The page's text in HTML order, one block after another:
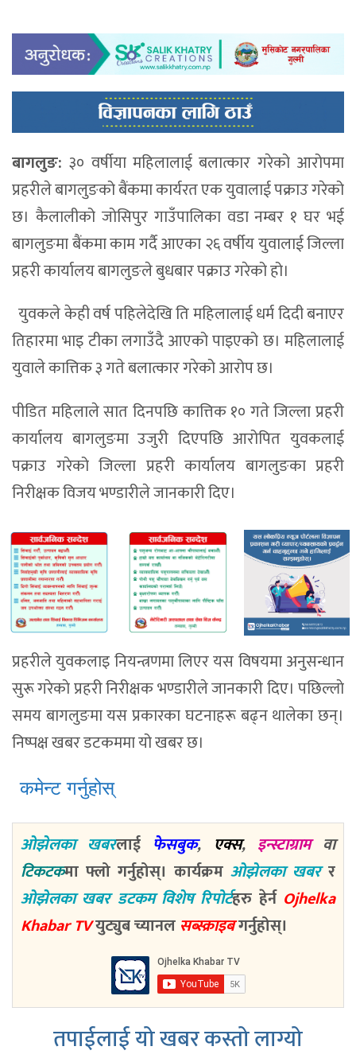
बागलुङ:३० वर्षीया महिलालाई बलात्कार गरेको आरोपमा
प्रहरीले बागलुङको बैंकमा कार्यरत एक युवालाई पक्राउ गरेको
छ। कैलालीको जोसिपुर गाउँपालिका वडा नम्बर १ घर भई
बागलुङमा बैंकमा काम गर्दै आएका २६ वर्षीय युवालाई जिल्ला
प्रहरी कार्यालय बागलुङले बुधबार पक्राउ गरेको हो।
युवकले केही वर्ष पहिलेदेखि ति महिलालाई धर्म दिदी बनाएर
तिहारमा भाइ टीका लगाउँदै आएको पाइएको छ। महिलालाई
युवाले कात्तिक ३ गते बलात्कार गरेको आरोप छ।
पीडित महिलाले सात दिनपछि कात्तिक १० गते जिल्ला प्रहरी
कार्यालय बागलुङमा उजुरी दिएपछि आरोपित युवकलाई
पक्राउ गरेको जिल्ला प्रहरी कार्यालय बागलुङका प्रहरी
निरीक्षक विजय भण्डारीले जानकारी दिए।
प्रहरीले युवकलाइ नियन्त्रणमा लिएर यस विषयमा अनुसन्धान
सुरू गरेकाे प्रहरी निरीक्षक भण्डारीले जानकारी दिए। पछिल्लाे
समय बागलुङमा यस प्रकारका घटनाहरू बढ्न थालेका छन्।
निष्पक्ष खबर डटकममा यो खबर छ।
कमेन्ट गर्नुहोस्
ओझेलका खबरलाई फेसबुक, एक्स, इन्स्टाग्रामवा
टिकटकमा फ्लो गर्नुहोस्। कार्यक्रम ओझेलका खबरर
ओझेलका खबर डटकम विशेष रिपोर्टहरु हेर्न Ojhelka
Khabar TVयुट्युब च्यानल सब्स्क्राइबगर्नुहोस्।
तपाईलाई यो खबर कस्तो लाग्यो